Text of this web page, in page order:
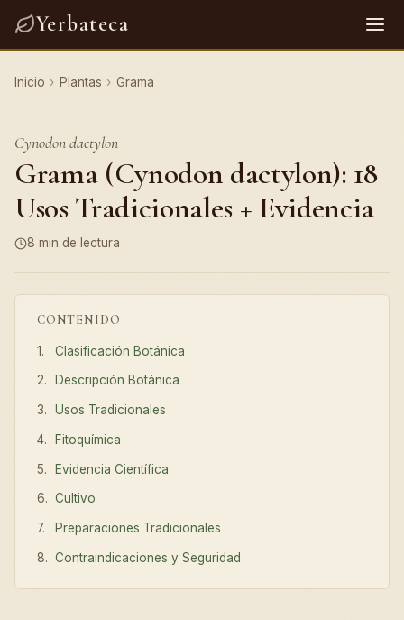
Yerbateca
Inicio › Plantas › Grama
Cynodon dactylon
Grama (Cynodon dactylon): 18
Usos Tradicionales + Evidencia
8 min de lectura
CONTENIDO
Clasificación Botánica
Descripción Botánica
Usos Tradicionales
Fitoquímica
Evidencia Científica
Cultivo
Preparaciones Tradicionales
Contraindicaciones y Seguridad